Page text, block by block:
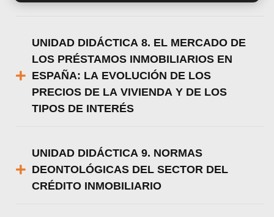
UNIDAD DIDÁCTICA 8. EL MERCADO DE
LOS PRÉSTAMOS INMOBILIARIOS EN
ESPAÑA: LA EVOLUCIÓN DE LOS
PRECIOS DE LA VIVIENDA Y DE LOS
TIPOS DE INTERÉS
UNIDAD DIDÁCTICA 9. NORMAS
DEONTOLÓGICAS DEL SECTOR DEL
CRÉDITO INMOBILIARIO